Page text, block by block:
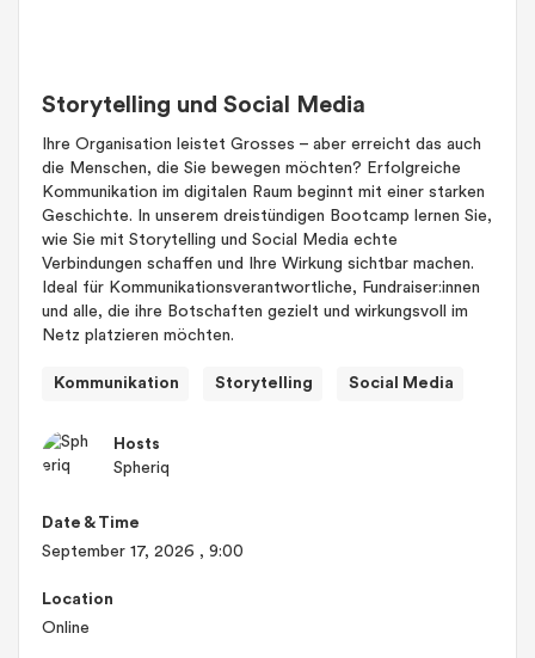
Storytelling und Social Media
Ihre Organisation leistet Grosses – aber erreicht das auch
die Menschen, die Sie bewegen möchten? Erfolgreiche
Kommunikation im digitalen Raum beginnt mit einer starken
Geschichte. In unserem dreistündigen Bootcamp lernen Sie,
wie Sie mit Storytelling und Social Media echte
Verbindungen schaffen und Ihre Wirkung sichtbar machen.
Ideal für Kommunikationsverantwortliche, Fundraiser:innen
und alle, die ihre Botschaften gezielt und wirkungsvoll im
Netz platzieren möchten.
Kommunikation Storytelling Social Media
Hosts
Spheriq
Date & Time
September 17, 2026 , 9:00
Location
Online